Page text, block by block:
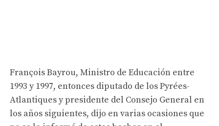
François Bayrou, Ministro de Educación entre
1993 y 1997, entonces diputado de los Pyrées-
Atlantiques y presidente del Consejo General en
los años siguientes, dijo en varias ocasiones que